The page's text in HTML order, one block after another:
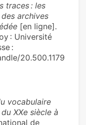
traces : les
archives
[en ligne].
: Université
:
20.500.1179
vocabulaire
XXe siècle à
de